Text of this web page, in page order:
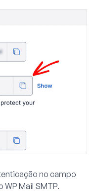
no campo
WP Mail SMTP.